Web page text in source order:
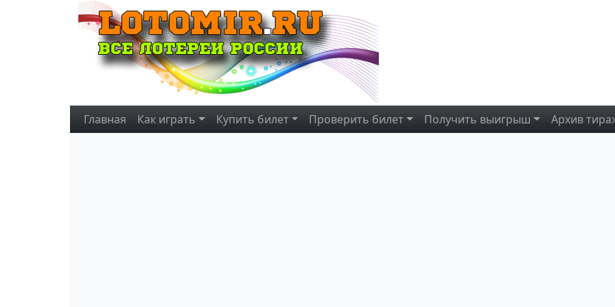
Главная Как играть Купить билет Проверить билет Получить выигрыш Архив